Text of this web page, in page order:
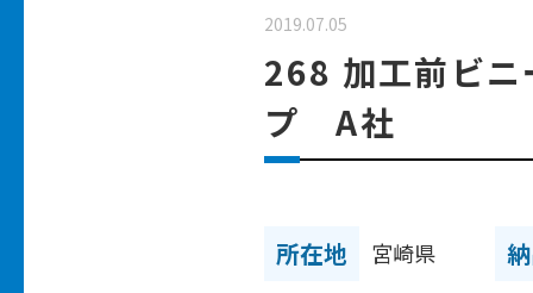
2019.07.05
268 加工前ビニ
プ A社
所在地 宮崎県